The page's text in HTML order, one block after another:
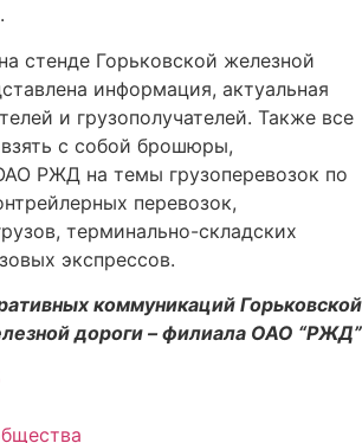
стенде Горьковской железной
информация, актуальная
и грузополучателей. Также все
с собой брошюры,
РЖД на темы грузоперевозок по
перевозок,
терминально-складских
экспрессов.
коммуникаций Горьковской
дороги – филиала ОАО “РЖД”